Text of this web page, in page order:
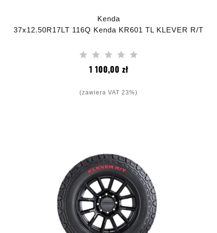
Kenda
37x12.50R17LT 116Q Kenda KR601 TL KLEVER R/T
1 100,00 złCena
(zawiera VAT 23%)